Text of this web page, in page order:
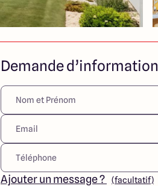
Demande d’information
Ajouter un message ?
(facultatif)